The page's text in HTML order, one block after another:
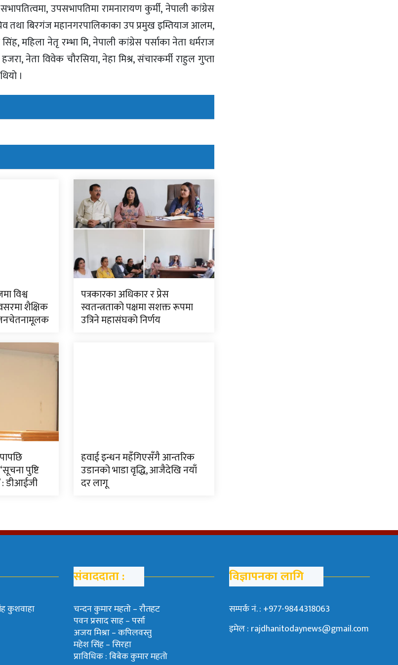
उपसभापतिमा रामनारायण कुर्मी, नेपाली कांग्रेस
तथा बिरगंज महानगरपालिकाका उप प्रमुख इम्तियाज आलम,
महिला नेतृ रम्भा मि, नेपाली कांग्रेस पर्साका नेता धर्मराज
नेता विवेक चौरसिया, नेहा मिश्र, संचारकर्मी राहुल गुप्ता
।
विश्व
शैक्षिक
जनचेतनामूलक
पत्रकारका अधिकार र प्रेस
स्वतन्त्रताको पक्षमा सशक्त रूपमा
उत्रिने महासंघको निर्णय
पुष्टि
: डीआईजी
हवाई इन्धन महँगिएसँगै आन्तरिक
उडानको भाडा वृद्धि, आजैदेखि नयाँ
दर लागू
कुशवाहा
संवाददाता :
चन्दन कुमार महताे – राैतहट
पवन प्रसाद साह – पर्सा
अजय मिश्रा – कपिलवस्तु
महेश सिंह – सिरहा
प्राविधिक : बिबेक कुमार महतो
विज्ञापनका लागि
सम्पर्क नं. : +977-9844318063
इमेल : rajdhanitodaynews@gmail.com